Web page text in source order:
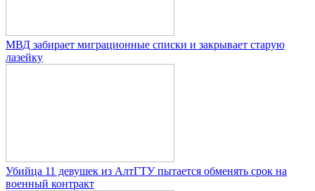
МВД забирает миграционные списки и закрывает старую
лазейку
Убийца 11 девушек из АлтГТУ пытается обменять срок на
военный контракт